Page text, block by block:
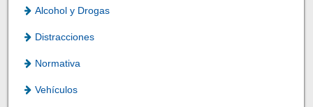
Alcohol y Drogas
Distracciones
Normativa
Vehículos